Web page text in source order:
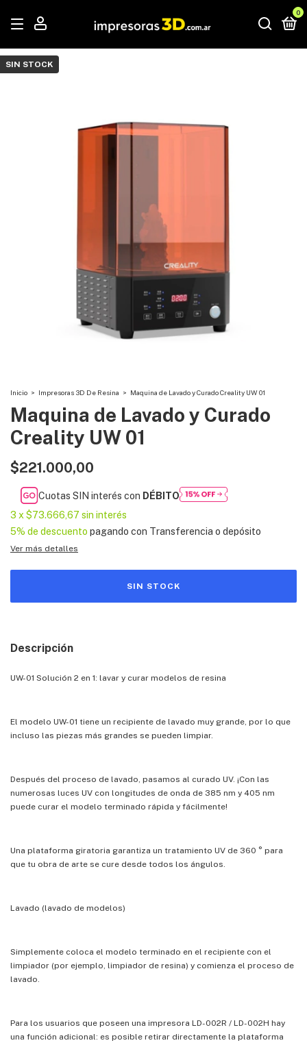
0
SIN STOCK
Inicio > Impresoras 3D De Resina > Maquina de Lavado y Curado Creality UW 01
Maquina de Lavado y Curado
Creality UW 01
$221.000,00
Cuotas SIN interés con DÉBITO
3 x $73.666,67 sin interés
5% de descuento pagando con Transferencia o depósito
Ver más detalles
Descripción
UW-01 Solución 2 en 1: lavar y curar modelos de resina
El modelo UW-01 tiene un recipiente de lavado muy grande, por lo que
incluso las piezas más grandes se pueden limpiar.
Después del proceso de lavado, pasamos al curado UV. ¡Con las
numerosas luces UV con longitudes de onda de 385 nm y 405 nm
puede curar el modelo terminado rápida y fácilmente!
Una plataforma giratoria garantiza un tratamiento UV de 360 ° para
que tu obra de arte se cure desde todos los ángulos.
Lavado (lavado de modelos)
Simplemente coloca el modelo terminado en el recipiente con el
limpiador (por ejemplo, limpiador de resina) y comienza el proceso de
lavado.
Para los usuarios que poseen una impresora LD-002R / LD-002H hay
una función adicional: es posible retirar directamente la plataforma